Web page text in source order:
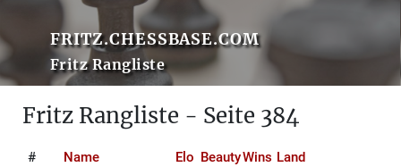
FRITZ.CHESSBASE.COM
Fritz Rangliste
Fritz Rangliste - Seite 384
# Name Elo BeautyWins Land